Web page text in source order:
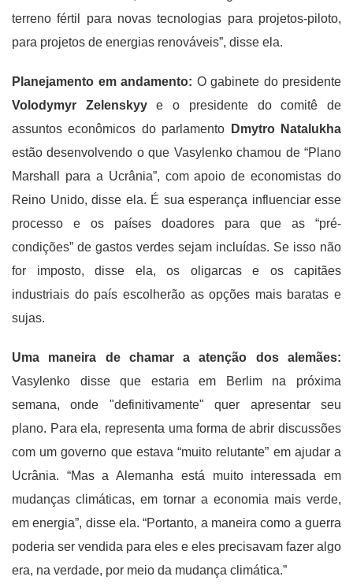
terreno fértil para novas tecnologias para projetos-piloto,
para projetos de energias renováveis”, disse ela.
Planejamento em andamento: O gabinete do presidente
Volodymyr Zelenskyye o presidente do comitê de
assuntos econômicos do parlamento
Dmytro Natalukha
estão desenvolvendo o que Vasylenko chamou de “Plano
Marshall para a Ucrânia”, com apoio de economistas do
Reino Unido, disse ela. É sua esperança influenciar esse
processo e os países doadores para que as “pré-
condições” de gastos verdes sejam incluídas. Se isso não
for imposto, disse ela, os oligarcas e os capitães
industriais do país escolherão as opções mais baratas e
sujas.
Uma maneira de chamar a atenção dos alemães:
Vasylenko disse que estaria em Berlim na próxima
semana, onde "definitivamente" quer apresentar seu
plano. Para ela, representa uma forma de abrir discussões
com um governo que estava “muito relutante” em ajudar a
Ucrânia. “Mas a Alemanha está muito interessada em
mudanças climáticas, em tornar a economia mais verde,
em energia”, disse ela. “Portanto, a maneira como a guerra
poderia ser vendida para eles e eles precisavam fazer algo
era, na verdade, por meio da mudança climática.”